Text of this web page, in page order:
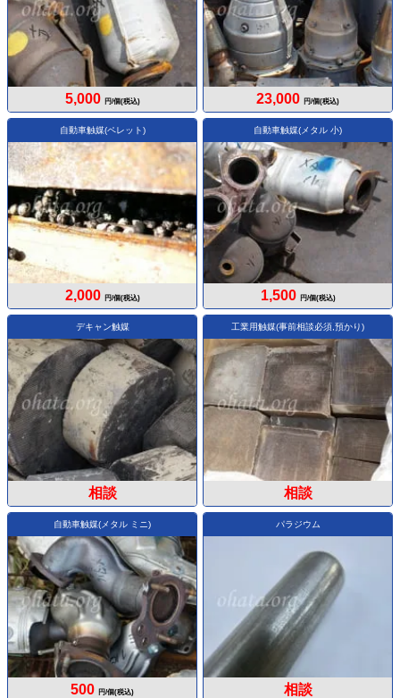
5,000 円/個(税込) 23,000 円/個(税込)
自動車触媒(ペレット)
2,000 円/個(税込)
自動車触媒(メタル 小)
1,500 円/個(税込)
デキャン触媒
相談
工業用触媒(事前相談必須,預かり)
相談
自動車触媒(メタル ミニ)
500 円/個(税込)
パラジウム
相談